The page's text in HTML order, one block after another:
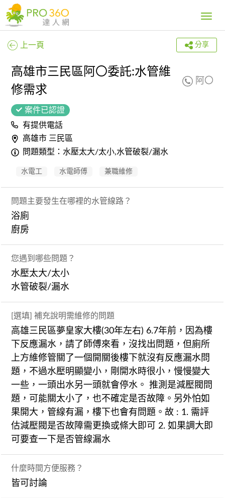
Toggle
上一頁 分享
高雄市三民區阿〇委託:水管維
修需求
阿〇
案件已認證
有提供電話
高雄市 三民區
問題類型：水壓太大/太小,水管破裂/漏水
水電工 水電師傅 兼職維修
問題主要發生在哪裡的水管線路？
浴廁
廚房
您遇到哪些問題？
水壓太大/太小
水管破裂/漏水
[選填] 補充說明需維修的問題
高雄三民區夢皇家大樓(30年左右) 6.7年前，因為樓
下反應漏水，請了師傅來看，沒找出問題，但廁所
上方維修管關了一個開關後樓下就沒有反應漏水問
題，不過水壓明顯變小，剛開水時很小，慢慢變大
一些，一頭出水另一頭就會停水。 推測是減壓閥問
題，可能關太小了，也不確定是否故障。另外怕如
果開大，管線有漏，樓下也會有問題。故 : 1. 需評
估減壓閥是否故障需更換或條大即可 2. 如果調大即
可要查一下是否管線漏水
什麼時間方便服務？
皆可討論